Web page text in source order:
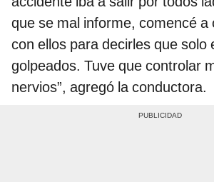
que se mal informe, comencé a
con ellos para decirles que solo
golpeados. Tuve que controlar
nervios”, agregó la conductora.